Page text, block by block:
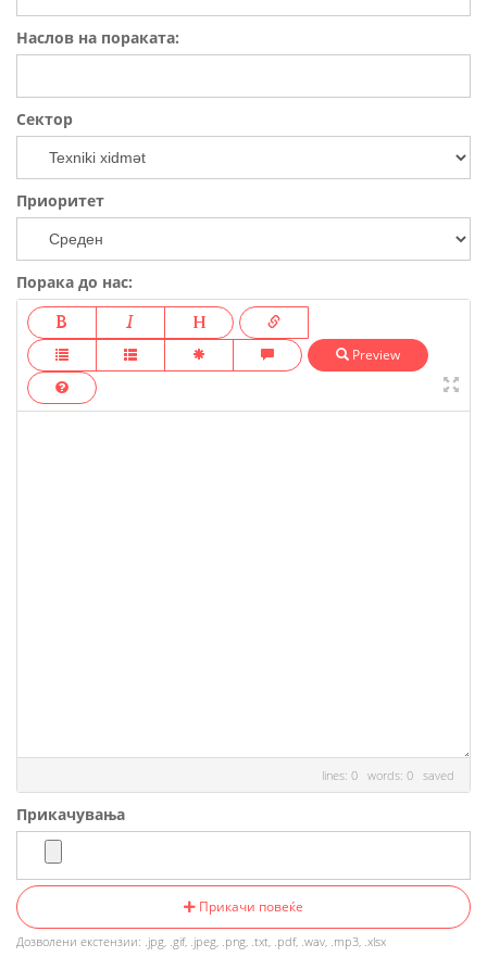
Наслов на пораката:
Сектор
Приоритет
Порака до нас:
Preview
lines: 0 words: 0 saved
Прикачувања
Прикачи повеќе
Дозволени екстензии: .jpg, .gif, .jpeg, .png, .txt, .pdf, .wav, .mp3, .xlsx